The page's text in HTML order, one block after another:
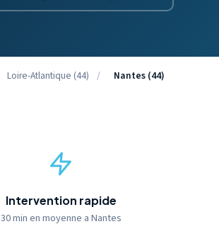
Loire-Atlantique (44) / Nantes (44)
Intervention rapide
30 min en moyenne a Nantes